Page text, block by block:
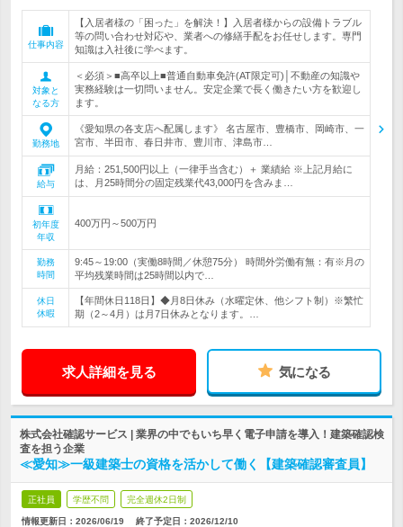
仕事内容
【入居者様の「困った」を解決！】入居者様からの設備トラブル
等の問い合わせ対応や、業者への修繕手配をお任せします。専門
知識は入社後に学べます。
対象と
なる方
＜必須＞■高卒以上■普通自動車免許(AT限定可)│不動産の知識や
実務経験は一切問いません。安定企業で長く働きたい方を歓迎し
ます。
勤務地
《愛知県の各支店へ配属します》 名古屋市、豊橋市、岡崎市、一
宮市、半田市、春日井市、豊川市、津島市…
給与
月給：251,500円以上（一律手当含む）＋ 業績給 ※上記月給に
は、月25時間分の固定残業代43,000円を含みま…
初年度
年収
400万円～500万円
勤務
時間
9:45～19:00（実働8時間／休憩75分） 時間外労働有無：有※月の
平均残業時間は25時間以内で…
休日
休暇
【年間休日118日】◆月8日休み（水曜定休、他シフト制）※繁忙
期（2～4月）は月7日休みとなります。…
求人詳細を見る 気になる
株式会社確認サービス | 業界の中でもいち早く電子申請を導入！建築確認検
査を担う企業
≪愛知≫一級建築士の資格を活かして働く【建築確認審査員】
正社員 学歴不問 完全週休2日制
情報更新日：2026/06/19 終了予定日： 2026/12/10